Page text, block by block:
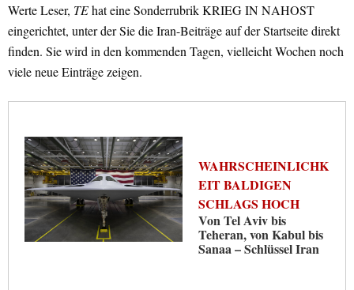
Werte Leser, TEhat eine Sonderrubrik KRIEG IN NAHOST
eingerichtet, unter der Sie die Iran-Beiträge auf der Startseite direkt
finden. Sie wird in den kommenden Tagen, vielleicht Wochen noch
viele neue Einträge zeigen.
WAHRSCHEINLICHK
EIT BALDIGEN
SCHLAGS HOCH
Von Tel Aviv bis
Teheran, von Kabul bis
Sanaa – Schlüssel Iran